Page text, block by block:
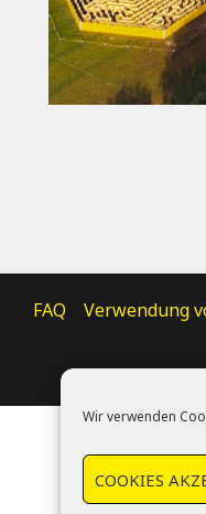
Wir verwenden
COOKIES
FAQ Verwendung